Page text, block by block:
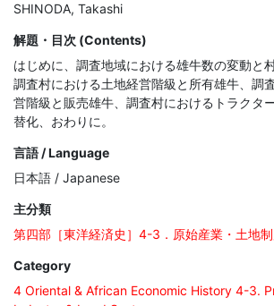
SHINODA, Takashi
解題・目次 (Contents)
はじめに、調査地域における雄牛数の変動と
調査村における土地経営階級と所有雄牛、調
営階級と販売雄牛、調査村におけるトラクタ
替化、おわりに。
言語 / Language
日本語 / Japanese
主分類
第四部［東洋経済史］4-3．原始産業・土地
Category
4 Oriental & African Economic History 4-3.